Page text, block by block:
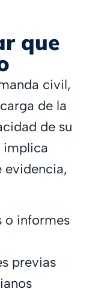
que
civil,
de la
de su
implica
evidencia,
o informes
previas